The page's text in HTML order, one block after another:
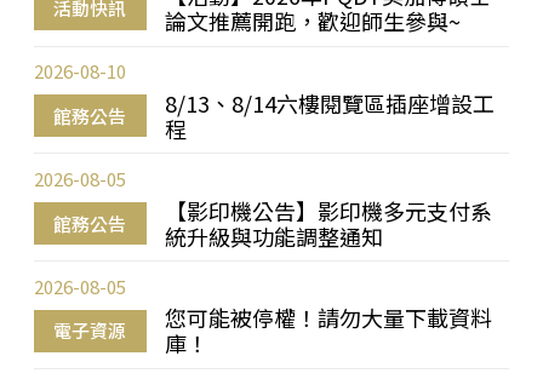
活動快訊
論文推薦開跑，歡迎師生參與~
館務公告
8/13、8/14六樓閱覽區插座增設工
程
2026-08-10
館務公告
【影印機公告】影印機多元支付系
統升級與功能調整通知
2026-08-05
電子資源
您可能被停權！請勿大量下載資料
庫！
2026-08-05